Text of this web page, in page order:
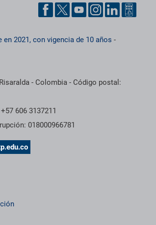
2021, con vigencia de 10 años -
- Colombia - Código postal:
606 3137211
018000966781